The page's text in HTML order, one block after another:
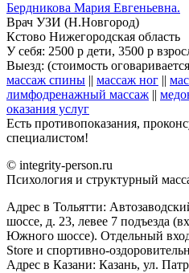
Бердникова Мария Евгеньевна.
Врач УЗИ (Н.Новгород)
Кстово Нижегородская область
У себя: 2500 р дети, 3500 р
Выезд: (стоимость
массаж спины
массаж ног
лимфодренажный массаж
оказания услуг
Есть противопоказания,
специалистом!
© integrity-person.ru
Психология и структурный
Адрес в Тольятти:
шоссе, д. 23, левее 7 подъезда
Южного шоссе). Отдельный
Store и спортивно-
Адрес в Казани: Казань, ул.